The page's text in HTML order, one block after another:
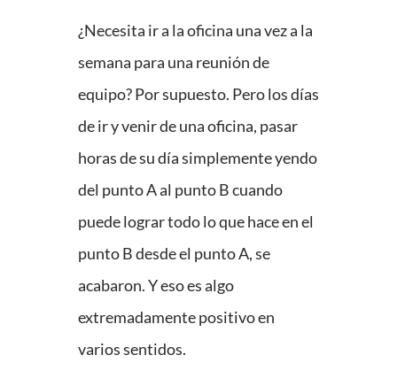
¿Necesita ir a la oficina una vez a la
semana para una reunión de
equipo? Por supuesto. Pero los días
de ir y venir de una oficina, pasar
horas de su día simplemente yendo
del punto A al punto B cuando
puede lograr todo lo que hace en el
punto B desde el punto A, se
acabaron. Y eso es algo
extremadamente positivo en
varios sentidos.